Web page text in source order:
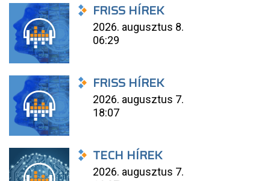
FRISS HÍREK
2026. augusztus 8.
06:29
FRISS HÍREK
2026. augusztus 7.
18:07
TECH HÍREK
2026. augusztus 7.